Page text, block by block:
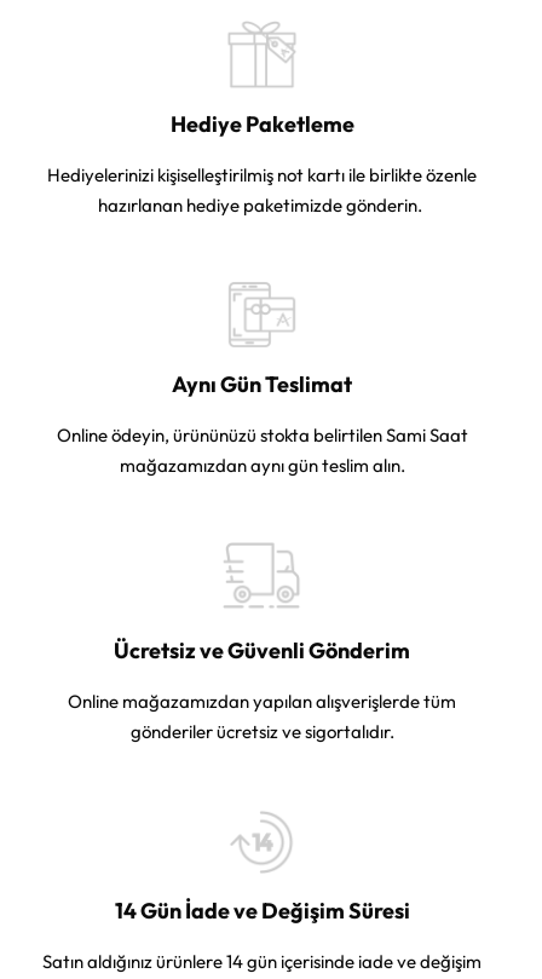
Hediye Paketleme
Hediyelerinizi kişiselleştirilmiş not kartı ile birlikte özenle
hazırlanan hediye paketimizde gönderin.
Aynı Gün Teslimat
Online ödeyin, ürününüzü stokta belirtilen Sami Saat
mağazamızdan aynı gün teslim alın.
Ücretsiz ve Güvenli Gönderim
Online mağazamızdan yapılan alışverişlerde tüm
gönderiler ücretsiz ve sigortalıdır.
14 Gün İade ve Değişim Süresi
Satın aldığınız ürünlere 14 gün içerisinde iade ve değişim